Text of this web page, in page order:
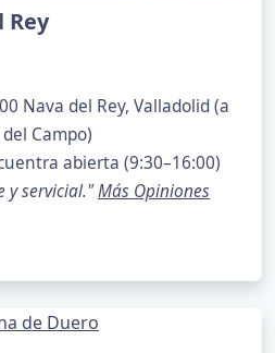
Rey
Nava del Rey, Valladolid (a
Campo)
abierta (9:30–16:00)
y servicial."Más Opiniones